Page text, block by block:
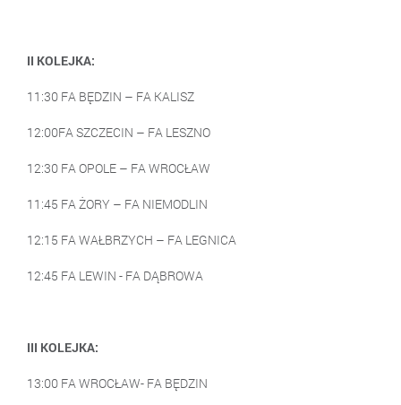
II KOLEJKA:
11:30 FA BĘDZIN – FA KALISZ
12:00FA SZCZECIN – FA LESZNO
12:30 FA OPOLE – FA WROCŁAW
11:45 FA ŻORY – FA NIEMODLIN
12:15 FA WAŁBRZYCH – FA LEGNICA
12:45 FA LEWIN - FA DĄBROWA
III KOLEJKA:
13:00 FA WROCŁAW- FA BĘDZIN